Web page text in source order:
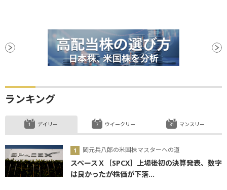
ランキング
デイリー
岡元兵八郎の米国株マスターへの道
スペースＸ［SPCX］上場後初の決算発表、数字
は良かったが株価が下落...
ウイークリー マンスリー